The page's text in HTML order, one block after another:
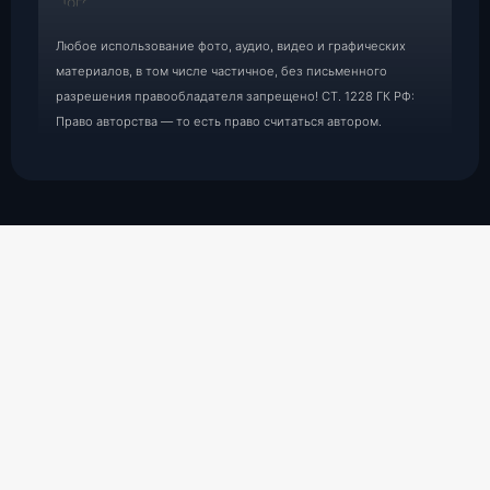
Любое использование фото, аудио, видео и графических
материалов, в том числе частичное, без письменного
разрешения правообладателя запрещено! СТ. 1228 ГК РФ:
Право авторства — то есть право считаться автором.